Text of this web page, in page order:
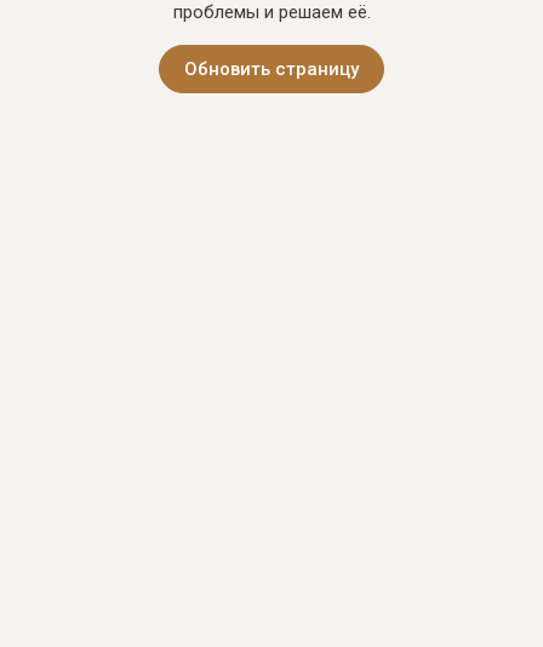
проблемы и решаем её.
Обновить страницу